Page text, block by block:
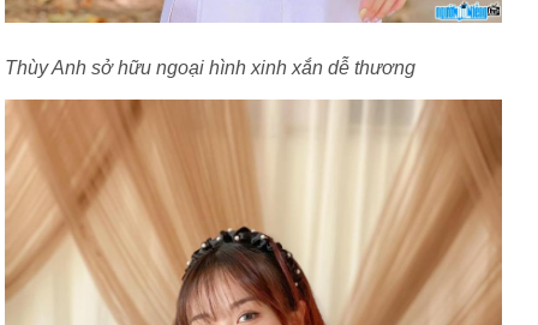
Thùy Anh sở hữu ngoại hình xinh xắn dễ thương